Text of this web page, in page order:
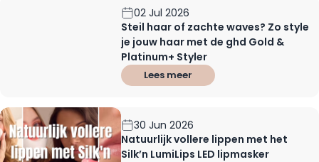
02 Jul 2026
Steil haar of zachte waves? Zo style
je jouw haar met de ghd Gold &
Platinum+ Styler
Lees meer
30 Jun 2026
Natuurlijk vollere lippen met het
Silk’n LumiLips LED lipmasker